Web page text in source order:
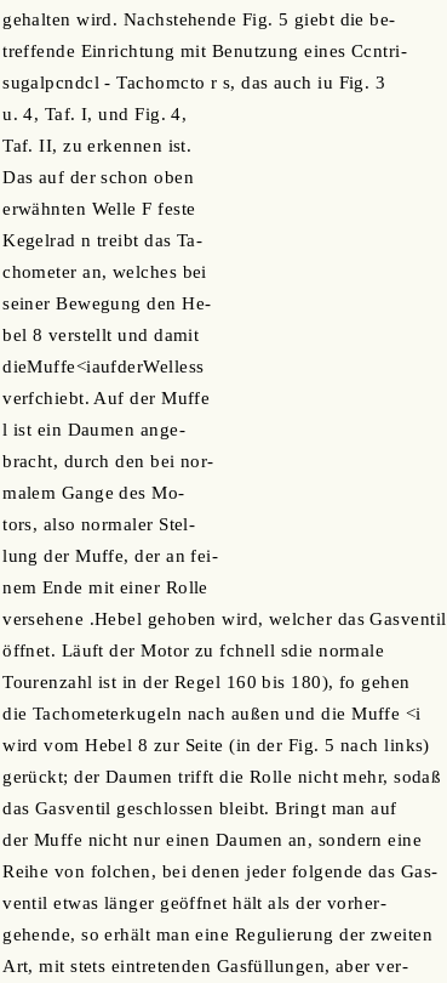
gehalten wird. Nachstehende Fig. 5 giebt die be-
treffende Einrichtung mit Benutzung eines Ccntri-
sugalpcndcl - Tachomcto r s, das auch iu Fig. 3
u. 4, Taf. I, und Fig. 4,
Taf. II, zu erkennen ist.
Das auf der schon oben
erwähnten Welle F feste
Kegelrad n treibt das Ta-
chometer an, welches bei
seiner Bewegung den He-
bel 8 verstellt und damit
dieMuffe<iaufderWelless
verfchiebt. Auf der Muffe
l ist ein Daumen ange-
bracht, durch den bei nor-
malem Gange des Mo-
tors, also normaler Stel-
lung der Muffe, der an fei-
nem Ende mit einer Rolle
versehene .Hebel gehoben wird, welcher das Gasventil
öffnet. Läuft der Motor zu fchnell sdie normale
Tourenzahl ist in der Regel 160 bis 180), fo gehen
die Tachometerkugeln nach außen und die Muffe <i
wird vom Hebel 8 zur Seite (in der Fig. 5 nach links)
gerückt; der Daumen trifft die Rolle nicht mehr, sodaß
das Gasventil geschlossen bleibt. Bringt man auf
der Muffe nicht nur einen Daumen an, sondern eine
Reihe von folchen, bei denen jeder folgende das Gas-
ventil etwas länger geöffnet hält als der vorher-
gehende, so erhält man eine Regulierung der zweiten
Art, mit stets eintretenden Gasfüllungen, aber ver-